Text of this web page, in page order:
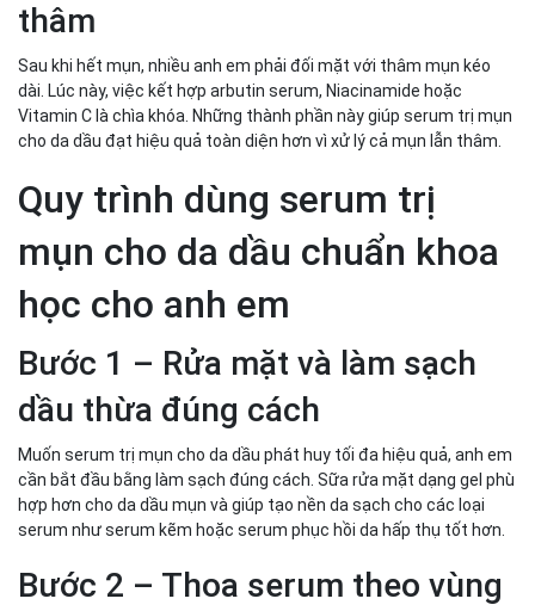
thâm
Sau khi hết mụn, nhiều anh em phải đối mặt với thâm mụn kéo
dài. Lúc này, việc kết hợp arbutin serum, Niacinamide hoặc
Vitamin C là chìa khóa. Những thành phần này giúp serum trị mụn
cho da dầu đạt hiệu quả toàn diện hơn vì xử lý cả mụn lẫn thâm.
Quy trình dùng serum trị
mụn cho da dầu chuẩn khoa
học cho anh em
Bước 1 – Rửa mặt và làm sạch
dầu thừa đúng cách
Muốn serum trị mụn cho da dầu phát huy tối đa hiệu quả, anh em
cần bắt đầu bằng làm sạch đúng cách. Sữa rửa mặt dạng gel phù
hợp hơn cho da dầu mụn và giúp tạo nền da sạch cho các loại
serum như serum kẽm hoặc serum phục hồi da hấp thụ tốt hơn.
Bước 2 – Thoa serum theo vùng